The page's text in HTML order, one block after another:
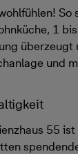
1
und
55